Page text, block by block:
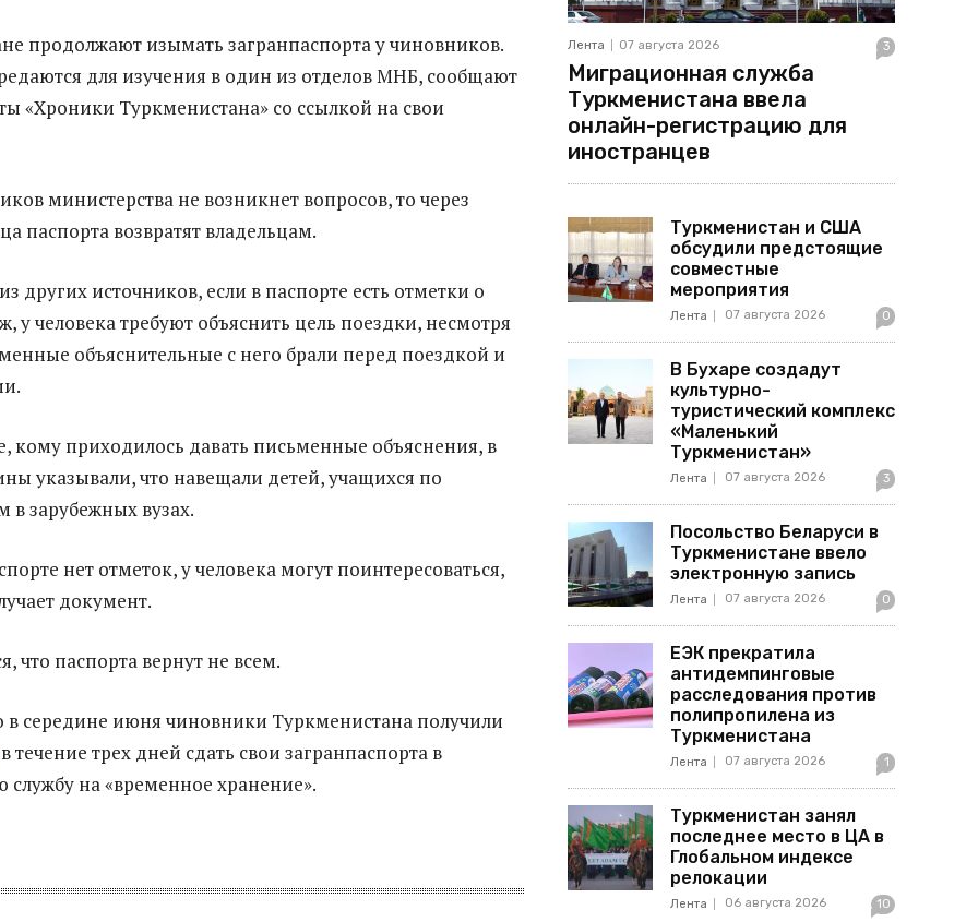
продолжают изымать загранпаспорта у чиновников.
для изучения в один из отделов МНБ, сообщают
«Хроники Туркменистана» со ссылкой на свои
министерства не возникнет вопросов, то через
паспорта возвратят владельцам.
других источников, если в паспорте есть отметки о
у человека требуют объяснить цель поездки, несмотря
объяснительные с него брали перед поездкой и
кому приходилось давать письменные объяснения, в
указывали, что навещали детей, учащихся по
в зарубежных вузах.
нет отметок, у человека могут поинтересоваться,
документ.
что паспорта вернут не всем.
середине июня чиновники Туркменистана получили
в течение трех дней сдать свои загранпаспорта в
на «временное хранение».
Лента 07 августа 2026 3
Миграционная служба
Туркменистана ввела
онлайн-регистрацию для
иностранцев
Туркменистан и США
обсудили предстоящие
совместные
мероприятия
Лента 07 августа 2026 0
В Бухаре создадут
культурно-
туристический комплекс
«Маленький
Туркменистан»
Лента 07 августа 2026 3
Посольство Беларуси в
Туркменистане ввело
электронную запись
Лента 07 августа 2026 0
ЕЭК прекратила
антидемпинговые
расследования против
полипропилена из
Туркменистана
Лента 07 августа 2026 1
Туркменистан занял
последнее место в ЦА в
Глобальном индексе
релокации
Лента 06 августа 2026 10